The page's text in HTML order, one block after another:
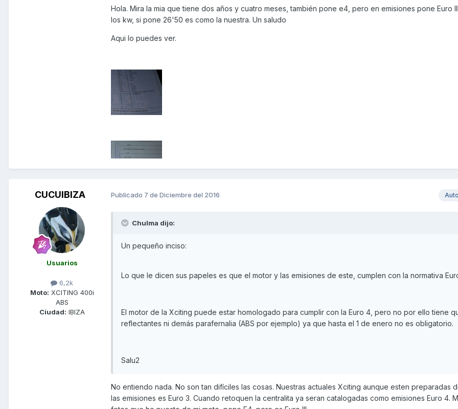
Hola. Mira la mia que tiene dos años y cuatro meses, también pone e4, pero en emisiones pone Euro
los kw, si pone 26'50 es como la nuestra. Un saludo
Aqui lo puedes ver.
CUCUIBIZA
Usuarios
6,2k
Moto: XCITING 400i
ABS
Ciudad: IBIZA
Publicado 7 de Diciembre del 2016
Chulma dijo:
Un pequeño inciso:
Lo que le dicen sus papeles es que el motor y las emisiones de este, cumplen con la normativa
El motor de la Xciting puede estar homologado para cumplir con la Euro 4, pero no por ello tiene
reflectantes ni demás parafernalia (ABS por ejemplo) ya que hasta el 1 de enero no es obligatorio.
Salu2
No entiendo nada. No son tan difíciles las cosas. Nuestras actuales Xciting aunque esten preparadas
las emisiones es Euro 3. Cuando retoquen la centralita ya seran catalogadas como emisiones Euro 4.